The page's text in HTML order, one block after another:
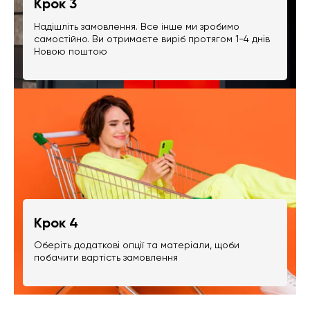
Крок 3
Надішліть замовлення. Все інше ми зробимо
самостійно. Ви отримаєте виріб протягом 1-4 днів
Новою поштою
Крок 4
Оберіть додаткові опції та матеріали, щоби
побачити вартість замовлення